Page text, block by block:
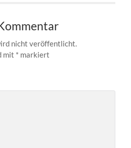
nicht veröffentlicht.
mit * markiert